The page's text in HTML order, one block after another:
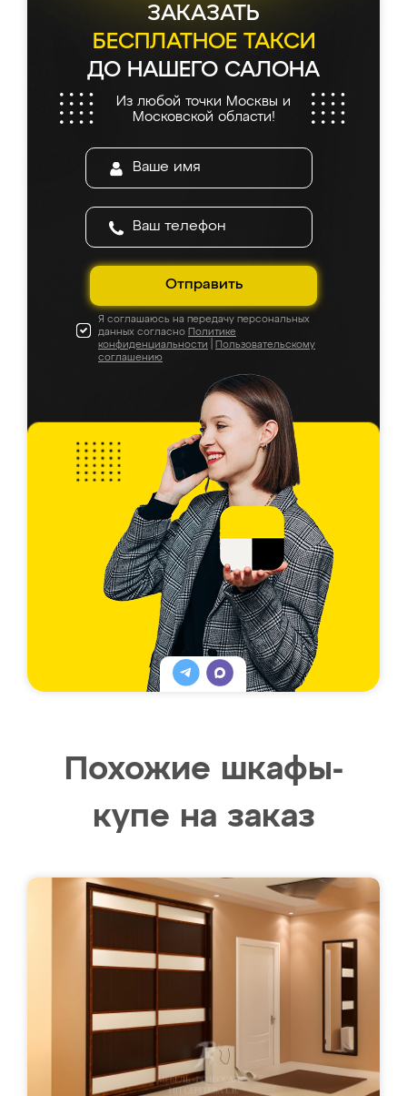
ЗАКАЗАТЬ
БЕСПЛАТНОЕ ТАКСИ
ДО НАШЕГО САЛОНА
Из любой точки Москвы и
Московской области!
Отправить
Я соглашаюсь на передачу персональных
данных согласно Политике
конфиденциальности
Пользовательскому
соглашению
Похожие шкафы-
купе на заказ